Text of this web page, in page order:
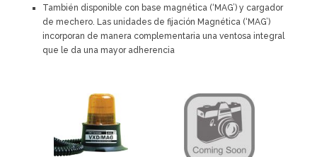
También disponible con base magnética (‘MAG’) y cargador
de mechero. Las unidades de fijación Magnética (‘MAG’)
incorporan de manera complementaria una ventosa integral
que le da una mayor adherencia